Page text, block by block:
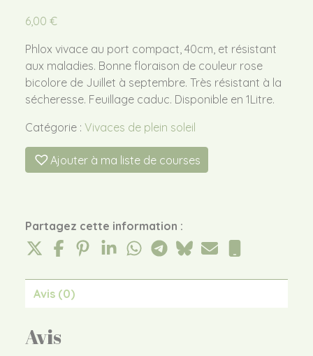
6,00 €
Phlox vivace au port compact, 40cm, et résistant
aux maladies. Bonne floraison de couleur rose
bicolore de Juillet à septembre. Très résistant à la
sécheresse. Feuillage caduc. Disponible en 1Litre.
Catégorie : Vivaces de plein soleil
Ajouter à ma liste de courses
Partagez cette information :
Avis (0)
Avis